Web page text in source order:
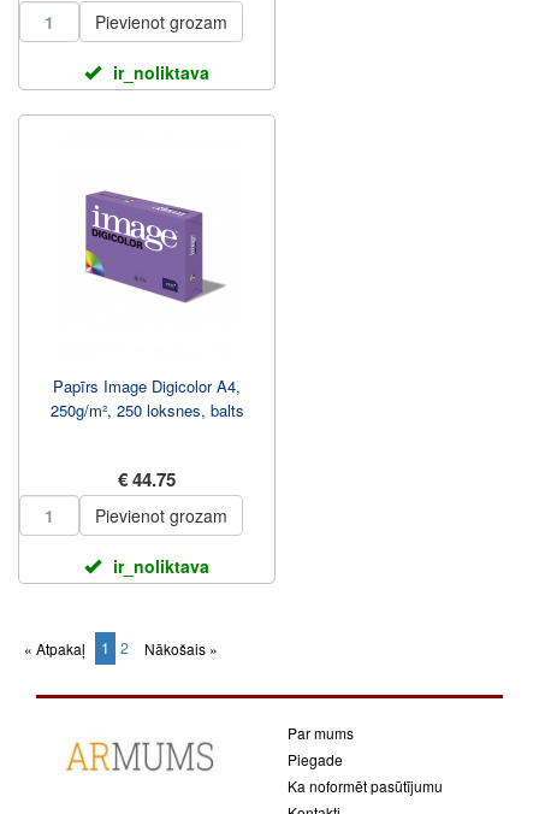
Pievienot grozam
ir_noliktava
Papīrs Image Digicolor A4,
250g/m², 250 loksnes, balts
€ 44.75
Pievienot grozam
ir_noliktava
« Atpakaļ 1 (current)
2 Nākošais »
Par mums
Piegade
Ka noformēt pasūtījumu